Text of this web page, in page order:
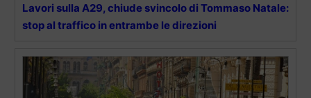
Lavori sulla A29, chiude svincolo di Tommaso Natale:
stop al traffico in entrambe le direzioni